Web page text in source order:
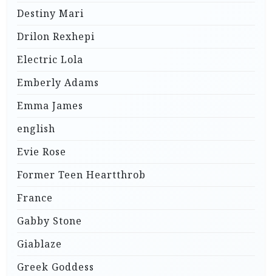
Destiny Mari
Drilon Rexhepi
Electric Lola
Emberly Adams
Emma James
english
Evie Rose
Former Teen Heartthrob
France
Gabby Stone
Giablaze
Greek Goddess